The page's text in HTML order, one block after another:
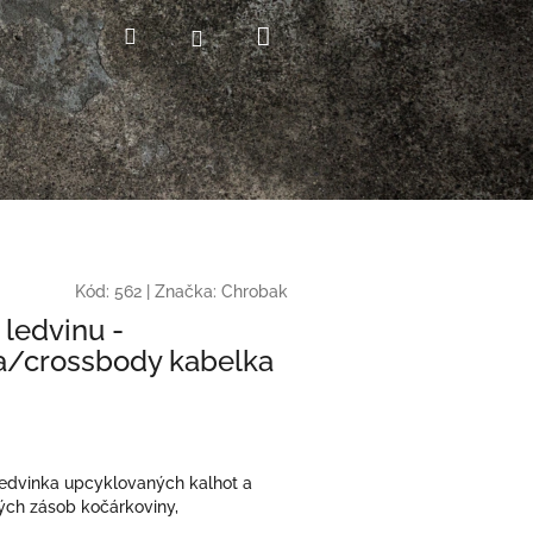
HledatPřihlášeníNákupní
košík
Kód: 562 Značka: Chrobak
ledvinu -
crossbody kabelka
upcyklovaných kalhot a
zásob kočárkoviny,